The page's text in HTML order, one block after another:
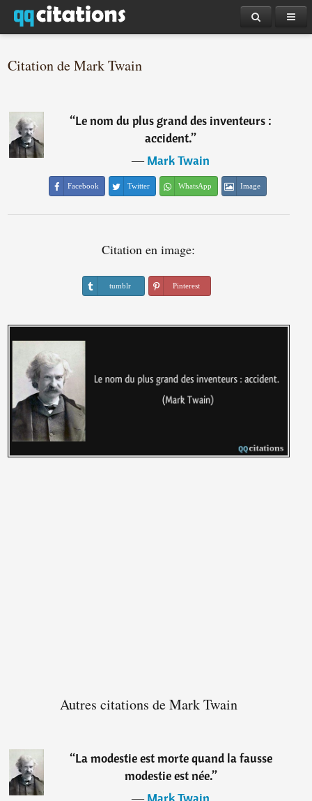
Citation de Mark Twain
“Le nom du plus grand des inventeurs :
accident.”
―Mark Twain
Facebook Twitter WhatsApp Image
Citation en image:
tumblr Pinterest
Autres citations de Mark Twain
“La modestie est morte quand la fausse
modestie est née.”